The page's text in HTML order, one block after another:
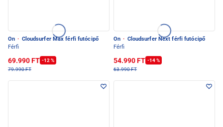
On · Cloudsurfer Max férfi futócipő
Férfi
69.990 FT -12 %
79.990 FT
On · Cloudsurfer Next férfi futócipő
Férfi
54.990 FT -14 %
63.990 FT